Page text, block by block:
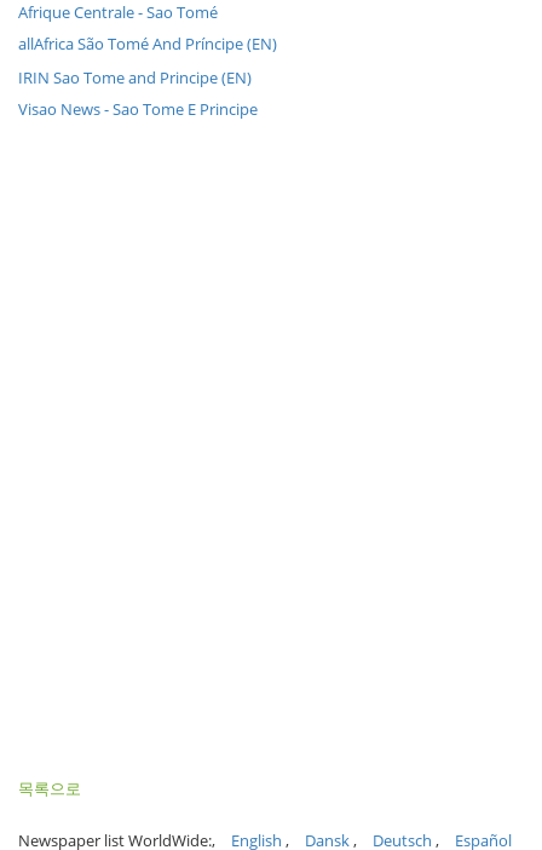
Afrique Centrale - Sao Tomé
allAfrica São Tomé And Príncipe (EN)
IRIN Sao Tome and Principe (EN)
Visao News - Sao Tome E Principe
목록으로
Newspaper list WorldWide: English Dansk Deutsch Español